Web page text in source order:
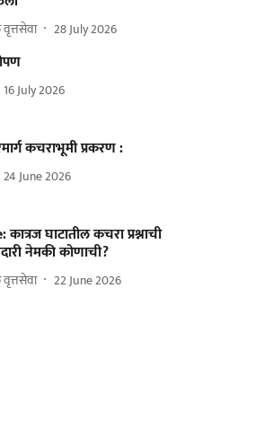
28 July 2026
16 July 2026
कचराभूमी प्रकरण :
24 June 2026
कात्रज घाटातील कचरा प्रश्नाची
नेमकी कोणाची?
22 June 2026